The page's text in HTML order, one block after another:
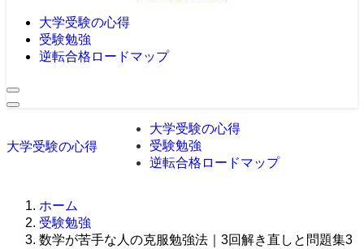
大学受験の心得
受験勉強
逆転合格ロードマップ
大学受験の心得
大学受験の心得
受験勉強
逆転合格ロードマップ
ホーム
受験勉強
数学が苦手な人の克服勉強法｜3回解き直しと問題集3